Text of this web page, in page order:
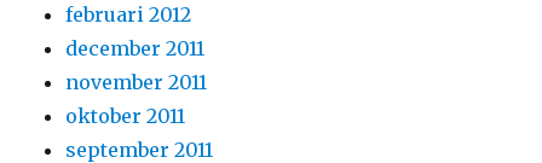
februari 2012
december 2011
november 2011
oktober 2011
september 2011